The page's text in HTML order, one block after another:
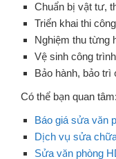
Chuẩn bị vật tư,
Triển khai thi
Nghiệm thu từng
Vệ sinh công
Bảo hành, bảo trì
Có thể bạn quan tâm:
Báo giá sửa văn
Dịch vụ sửa
Sửa văn phòng